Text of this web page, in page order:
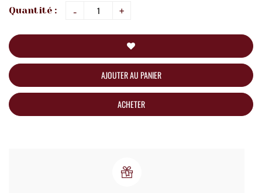
Quantité : - +
AJOUTER AU PANIER
ACHETER